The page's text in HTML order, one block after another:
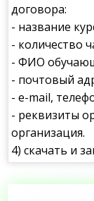
договора:
- название
- количество
- ФИО
- почтовый
- e-mail,
- реквизиты
организация.
4) скачать и